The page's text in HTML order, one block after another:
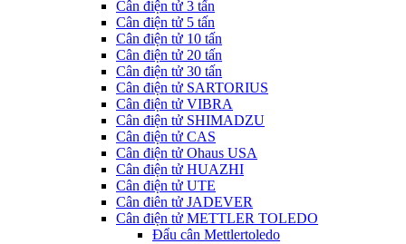
Cân điện tử 3 tấn
Cân điện tử 5 tấn
Cân điện tử 10 tấn
Cân điện tử 20 tấn
Cân điện tử 30 tấn
Cân điện tử SARTORIUS
Cân điện tử VIBRA
Cân điện tử SHIMADZU
Cân điện tử CAS
Cân điện tử Ohaus USA
Cân điện tử HUAZHI
Cân điện tử UTE
Cân điên tử JADEVER
Cân điện tử METTLER TOLEDO
Đẩu cân Mettlertoledo